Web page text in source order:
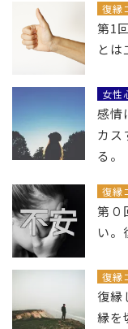
復縁
第1
とは
女性
感情
カス
る。
復縁
第０
い。
復縁
復縁
縁を